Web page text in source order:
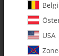
$ 11.88
inkl. 19% USt. ,
Auswahl
USA